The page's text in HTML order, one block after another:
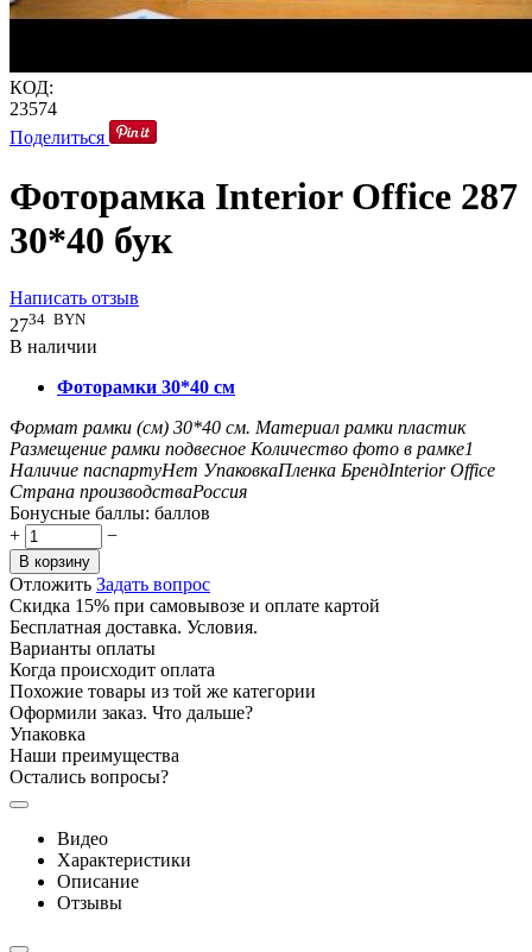
КОД:
23574
Поделиться
Фоторамка Interior Office 287
30*40 бук
Написать отзыв
2734 BYN
В наличии
Фоторамки 30*40 см
Формат рамки (см) 30*40 см. Материал рамки пластик
Размещение рамки подвесное Количество фото в рамке1
Наличие паспартуНет УпаковкаПленка БрендInterior Offiсe
Страна производстваРоссия
Бонусные баллы: баллов
+
−
В корзину
Отложить Задать вопрос
Скидка 15% при самовывозе и оплате картой
Бесплатная доставка. Условия.
Варианты оплаты
Когда происходит оплата
Похожие товары из той же категории
Оформили заказ. Что дальше?
Упаковка
Наши преимущества
Остались вопросы?
Видео
Характеристики
Описание
Отзывы